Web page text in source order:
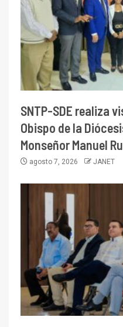
SNTP-SDE realiza
Obispo de la
Monseñor Manuel
agosto 7, 2026 JANET